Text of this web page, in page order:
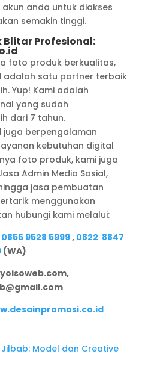
anda untuk diakses
semakin tinggi.
Blitar Profesional:
foto produk berkualitas,
adalah satu partner terbaik
Yup! Kami adalah
yang sudah
dari 7 tahun.
juga berpengalaman
kebutuhan digital
foto produk, kami juga
Admin Media Sosial,
jasa pembuatan
menggunakan
hubungi kami melalui:
0856 9528 5999, 0822 8847
(WA)